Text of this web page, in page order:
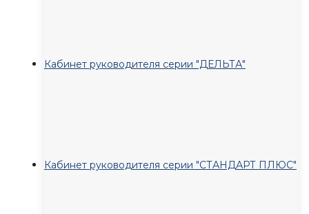
Кабинет руководителя серии "ДЕЛЬТА"
Кабинет руководителя серии "СТАНДАРТ ПЛЮС"